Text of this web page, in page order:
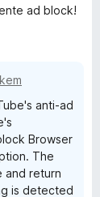
ad block!
anti-ad
Browser
The
and return
is detected